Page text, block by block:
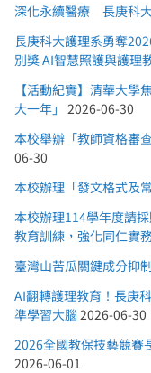
深化永續醫療 長庚科
長庚科大護理系勇奪
別獎 AI智慧照護與護理
【活動紀實】清華大
大一年」 2026-06-30
本校舉辦「教師資格審
06-30
本校辦理「發文格式及
本校辦理114學年度請
教育訓練，強化同仁實
臺灣山苦瓜關鍵成分抑
AI翻轉護理教育！長庚
準學習大腦 2026-06-30
2026全國教保技藝競
2026-06-01